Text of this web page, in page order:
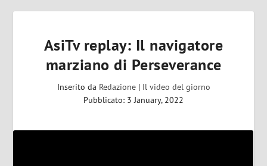
AsiTv replay: Il navigatore
marziano di Perseverance
Inserito da Redazione| Il video del giorno
Pubblicato: 3 January, 2022